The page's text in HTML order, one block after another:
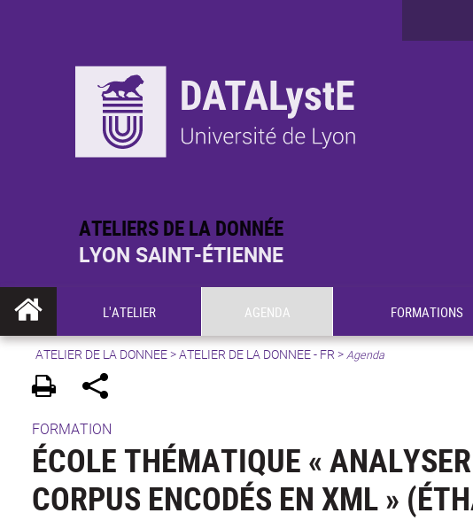
ATELIERS DE LA DONNÉE
LYON SAINT-ÉTIENNE
L'ATELIER AGENDA FORMATIONS
ATELIER DE LA DONNEE>ATELIER DE LA DONNEE - FR >Agenda
FORMATION
ÉCOLE THÉMATIQUE «
CORPUS ENCODÉS EN XML »